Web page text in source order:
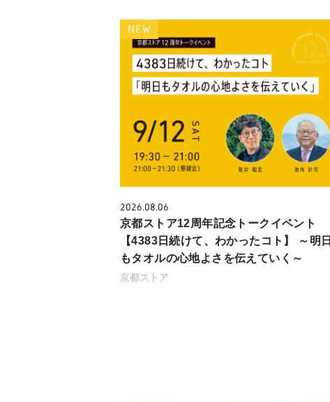
NEW
2026.08.06
京都ストア12周年記念トークイベント
【4383日続けて、わかったコト】 ～明日
もタオルの心地よさを伝えていく～
京都ストア